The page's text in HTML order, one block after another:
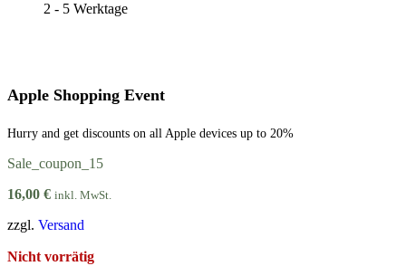
2 - 5 Werktage
Apple Shopping Event
Hurry and get discounts on all Apple devices up to 20%
Sale_coupon_15
16,00 € inkl. MwSt.
zzgl. Versand
Nicht vorrätig